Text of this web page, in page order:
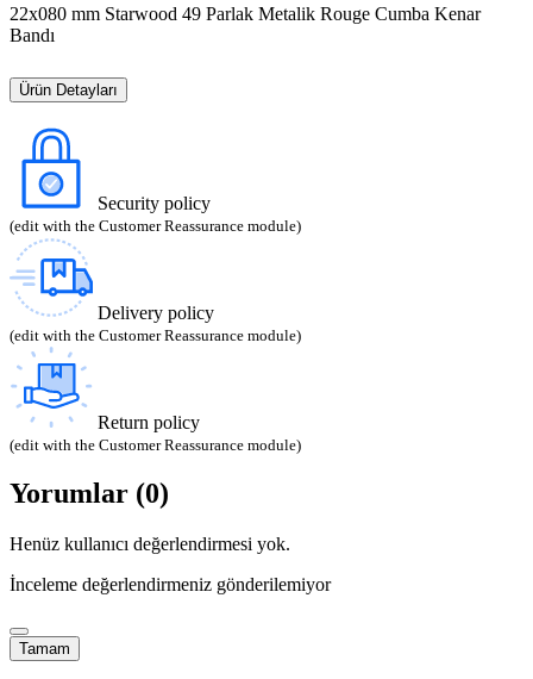
22x080 mm Starwood 49 Parlak Metalik Rouge Cumba Kenar
Bandı
Ürün Detayları
Security policy
(edit with the Customer Reassurance module)
Delivery policy
(edit with the Customer Reassurance module)
Return policy
(edit with the Customer Reassurance module)
Yorumlar (0)
Henüz kullanıcı değerlendirmesi yok.
İnceleme değerlendirmeniz gönderilemiyor
Tamam